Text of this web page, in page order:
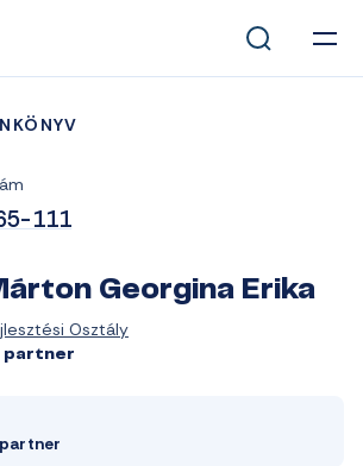
111
Georgina Erika
Osztály
partner